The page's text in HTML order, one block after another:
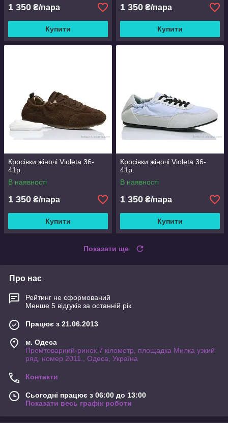
1 350 ₴/пара
Купити
1 350 ₴/пара
Купити
Кросівки жіночі Violeta 36-
41р.
В наявності
1 350 ₴/пара
Купити
Кросівки жіночі Violeta 36-
41р.
В наявності
1 350 ₴/пара
Купити
Показати ще
Про нас
Рейтинг не сформований
Менше 5 відгуків за останній рік
Працює з 21.06.2013
м. Одеса
Промтоварний-ринок 7 кілометр, площадка Милка узкий
ряд, номер 2011., Одеса, Україна
Контакти
Сьогодні працює з 06:00 до 13:00
Показати весь графік роботи